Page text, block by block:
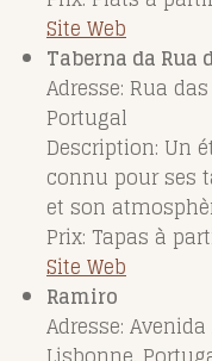
Site Web
Taberna da Rua
Adresse: Rua
Portugal
Description: Un
connu pour ses
et son
Prix: Tapas à
Site Web
Ramiro
Adresse: